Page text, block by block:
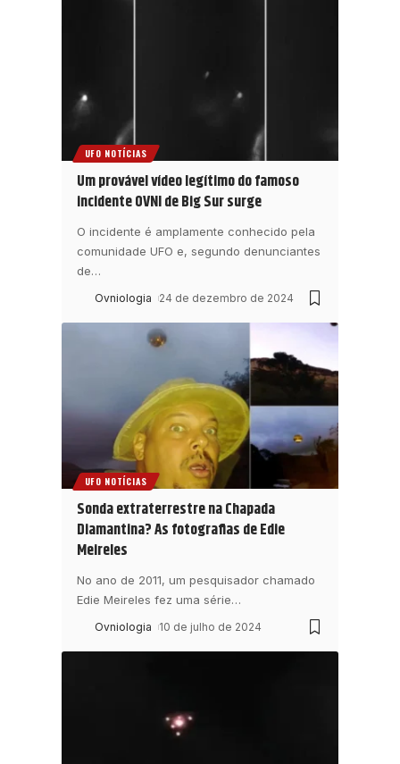
UFO NOTÍCIAS
Um provável vídeo legítimo do famoso
incidente OVNI de Big Sur surge
O incidente é amplamente conhecido pela
comunidade UFO e, segundo denunciantes
de…
Ovniologia 24 de dezembro de 2024
UFO NOTÍCIAS
Sonda extraterrestre na Chapada
Diamantina? As fotografias de Edie
Meireles
No ano de 2011, um pesquisador chamado
Edie Meireles fez uma série…
Ovniologia 10 de julho de 2024